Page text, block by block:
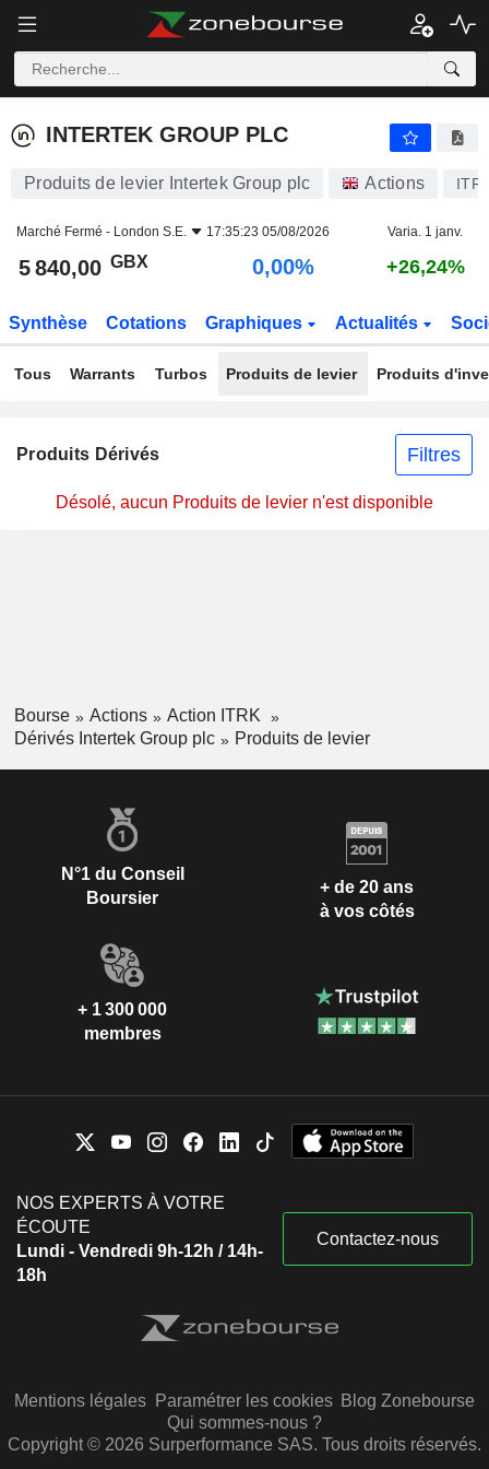
INTERTEK GROUP PLC
INTERTEK GROUP PLC
Produits de levier Intertek Group plc Actions
Marché Fermé - London S.E. 17:35:23 05/08/2026 Varia. 1 janv.
5 840,00 GBX 0,00% +26,24%
Synthèse Cotations Graphiques Actualités
Tous Warrants Turbos Produits de levier Produits
Produits Dérivés Filtres
Désolé, aucun Produits de levier n'est disponible
Bourse Actions
Action ITRK
Dérivés Intertek Group plc
Produits de levier
N°1 du Conseil
Boursier
+ de 20 ans
à vos côtés
+ 1 300 000
membres
NOS EXPERTS À VOTRE
ÉCOUTE
Lundi - Vendredi 9h-12h / 14h-
18h
Contactez-nous
Mentions légales Paramétrer les cookies Blog Zonebourse
Qui sommes-nous ?
Copyright © 2026 Surperformance SAS. Tous droits réservés.